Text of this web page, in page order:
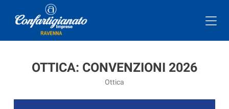
OTTICA: CONVENZIONI 2026
Ottica